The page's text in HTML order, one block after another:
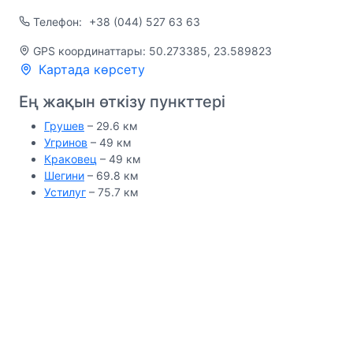
Телефон: +38 (044) 527 63 63
GPS координаттары: 50.273385, 23.589823
Картада көрсету
Ең жақын өткізу пункттері
Грушев – 29.6 км
Угринов – 49 км
Краковец – 49 км
Шегини – 69.8 км
Устилуг – 75.7 км